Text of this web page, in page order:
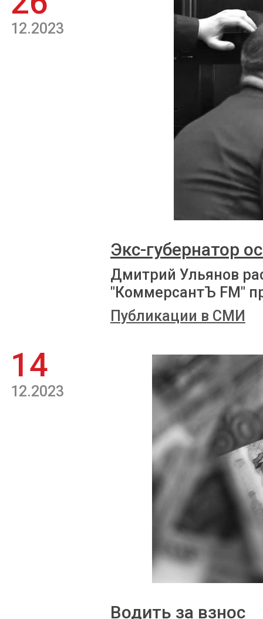
12.2023
Экс-губернатор
Дмитрий Ульянов
"КоммерсантЪ FM"
Публикации в СМИ
14
12.2023
Водить за взнос